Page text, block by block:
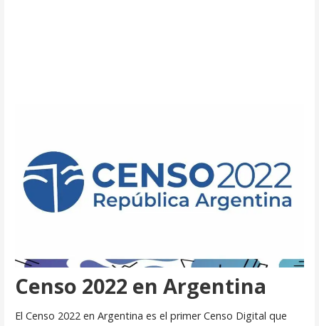
Censo 2022 en Argentina
El Censo 2022 en Argentina es el primer Censo Digital que